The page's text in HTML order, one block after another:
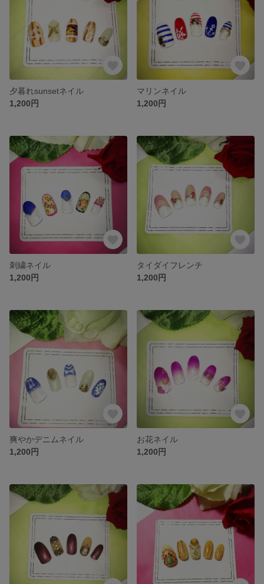
夕暮れsunsetネイル
1,200円
マリンネイル
1,200円
刺繍ネイル
1,200円
タイダイフレンチ
1,200円
爽やかデニムネイル
1,200円
お花ネイル
1,200円